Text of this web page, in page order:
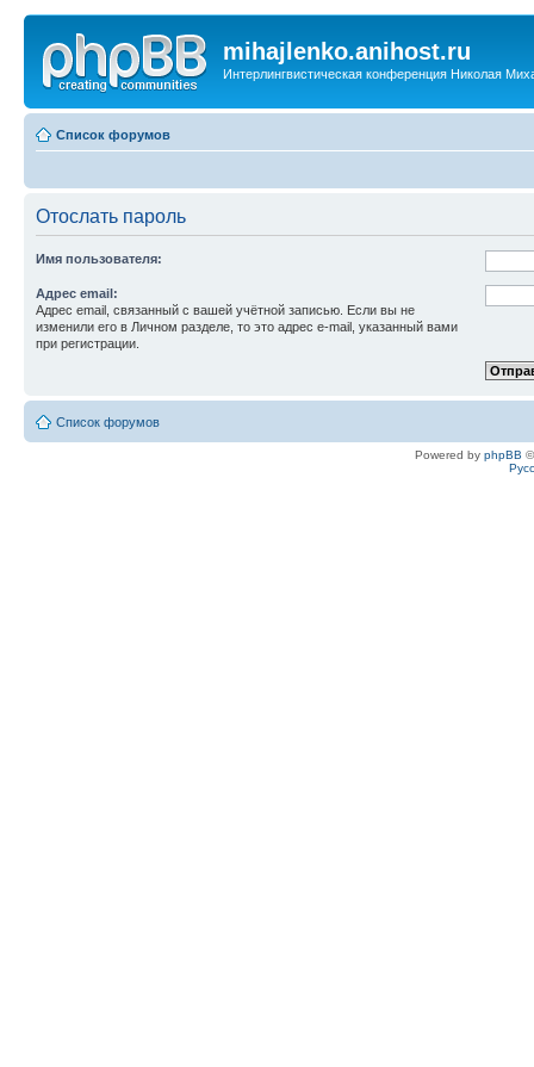
mihajlenko.anihost.ru
Интерлингвистическая конференция Николая
Список форумов
Отослать пароль
Имя пользователя:
Адрес email:
Адрес email, связанный с вашей учётной записью. Если вы не
изменили его в Личном разделе, то это адрес e-mail, указанный вами
при регистрации.
Список форумов
Powered by phpBB